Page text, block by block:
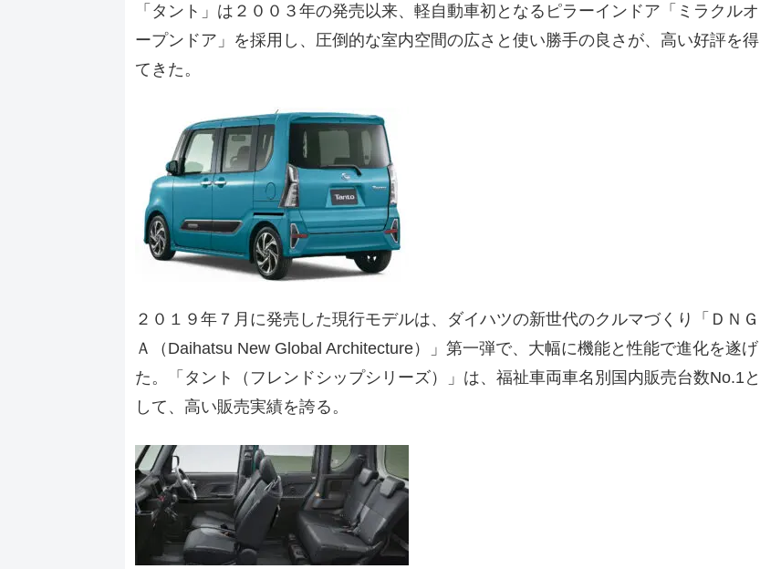
「タント」は２００３年の発売以来、軽自動車初となるピラーインドア「ミラクルオ
ープンドア」を採用し、圧倒的な室内空間の広さと使い勝手の良さが、高い好評を得
てきた。
２０１９年７月に発売した現行モデルは、ダイハツの新世代のクルマづくり「ＤＮＧ
Ａ（Daihatsu New Global Architecture）」第一弾で、大幅に機能と性能で進化を遂げ
た。「タント（フレンドシップシリーズ）」は、福祉車両車名別国内販売台数No.1と
して、高い販売実績を誇る。